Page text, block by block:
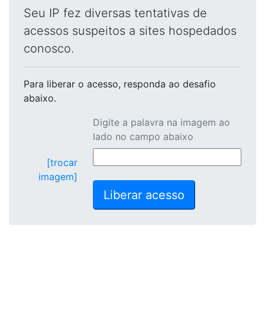
Seu IP fez diversas tentativas de
acessos suspeitos a sites hospedados
conosco.
Para liberar o acesso, responda ao desafio
abaixo.
[trocar
imagem]
Digite a palavra na imagem ao
lado no campo abaixo